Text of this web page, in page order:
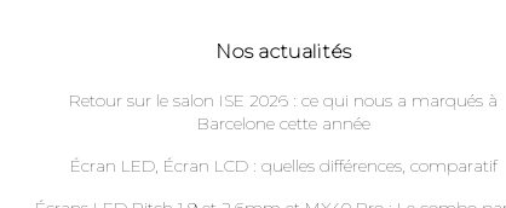
Nos actualités
Retour sur le salon ISE 2026 : ce qui nous a marqués à
Barcelone cette année
Écran LED, Écran LCD : quelles différences, comparatif